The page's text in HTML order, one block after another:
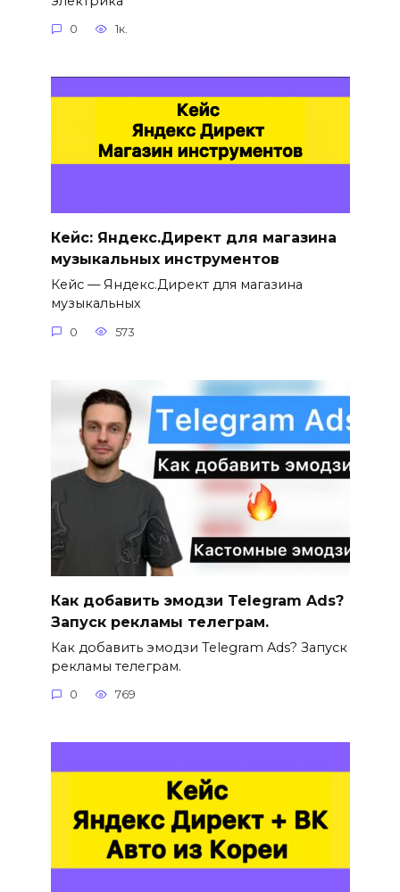
0 1к.
Кейс: Яндекс.Директ для магазина
музыкальных инструментов
Кейс — Яндекс.Директ для магазина
музыкальных
0 573
Как добавить эмодзи Telegram Ads?
Запуск рекламы телеграм.
Как добавить эмодзи Telegram Ads? Запуск
рекламы телеграм.
0 769